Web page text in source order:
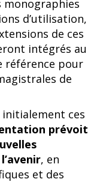
d’utilisation,
de ces
intégrés au
référence pour
de
ces
prévoit
, en
et des